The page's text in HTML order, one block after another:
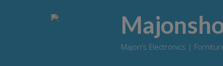
Majon's Electronics |